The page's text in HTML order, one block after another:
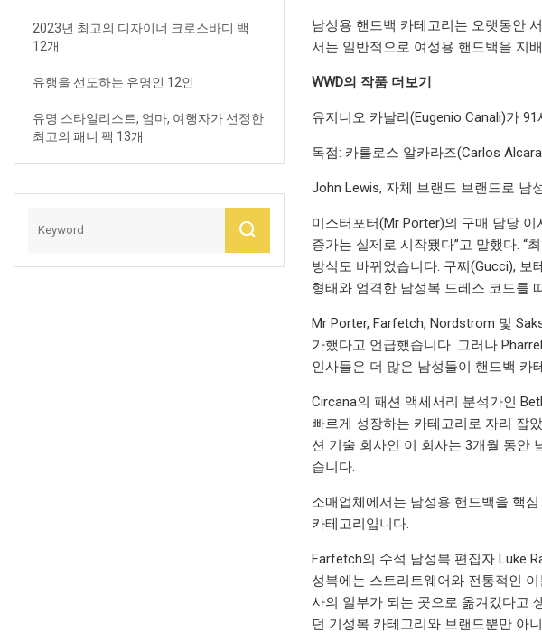
2023년 최고의 디자이너 크로스바디 백
12개
유행을 선도하는 유명인 12인
유명 스타일리스트, 엄마, 여행자가 선정한
최고의 패니 팩 13개
남성용 핸드백 카테고리는 오랫동안
서는 일반적으로 여성용 핸드백을 지
WWD의 작품 더보기
유지니오 카날리(Eugenio Canali)가
독점: 카를로스 알카라즈(Carlos
John Lewis, 자체 브랜드 브랜드로 남
미스터포터(Mr Porter)의 구매 담당
증가는 실제로 시작됐다”고 말했다. “
방식도 바뀌었습니다. 구찌(Gucci),
형태와 엄격한 남성복 드레스 코드를
Mr Porter, Farfetch, Nordstrom 및
가했다고 언급했습니다. 그러나
인사들은 더 많은 남성들이 핸드백 카
Circana의 패션 액세서리 분석가인
빠르게 성장하는 카테고리로 자리 잡
션 기술 회사인 이 회사는 3개월 동안
습니다.
소매업체에서는 남성용 핸드백을 핵
카테고리입니다.
Farfetch의 수석 남성복 편집자 Luke
성복에는 스트리트웨어와 전통적인
사의 일부가 되는 곳으로 옮겨갔다고
던 기성복 카테고리와 브랜드뿐만 아